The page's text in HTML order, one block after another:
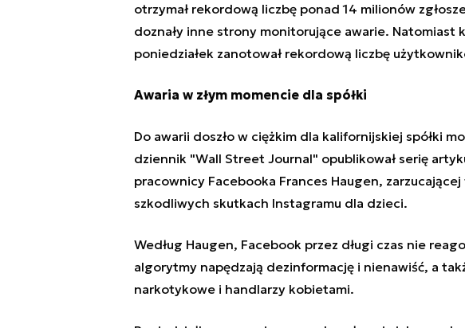
otrzymał rekordową liczbę ponad 14 milionów
doznały inne strony monitorujące awarie. Natomiast
poniedziałek zanotował rekordową liczbę
Awaria w złym momencie dla spółki
Do awarii doszło w ciężkim dla kalifornijskiej spółki
dziennik "Wall Street Journal" opublikował serię
pracownicy Facebooka Frances Haugen,
szkodliwych skutkach Instagramu dla dzieci.
Według Haugen, Facebook przez długi czas nie
algorytmy napędzają dezinformację i nienawiść, a
narkotykowe i handlarzy kobietami.